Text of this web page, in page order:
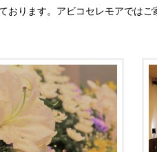
ります。アビコセレモアでは